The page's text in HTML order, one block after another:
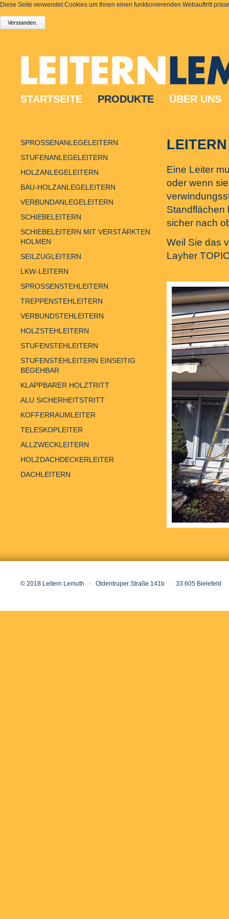
Diese Seite verwendet Cookies um Ihnen einen funktionierenden Webauftritt
STARTSEITE PRODUKTE ÜBER UNS
LEITERN
Eine Leiter
oder wenn
Standflächen
sicher nach
Weil Sie das
Layher
SPROSSENANLEGELEITERN
STUFENANLEGELEITERN
HOLZANLEGELEITERN
BAU-HOLZANLEGELEITERN
VERBUNDANLEGELEITERN
SCHIEBELEITERN
SCHIEBELEITERN MIT VERSTÄRKTEN
HOLMEN
SEILZUGLEITERN
LKW-LEITERN
SPROSSENSTEHLEITERN
TREPPENSTEHLEITERN
VERBUNDSTEHLEITERN
HOLZSTEHLEITERN
STUFENSTEHLEITERN
STUFENSTEHLEITERN EINSEITIG
BEGEHBAR
KLAPPBARER HOLZTRITT
ALU SICHERHEITSTRITT
KOFFERRAUMLEITER
TELESKOPLEITER
ALLZWECKLEITERN
HOLZDACHDECKERLEITER
DACHLEITERN
© 2018 Leitern Lemuth · Oldentruper Straße 141b · 33 605 Bielefeld